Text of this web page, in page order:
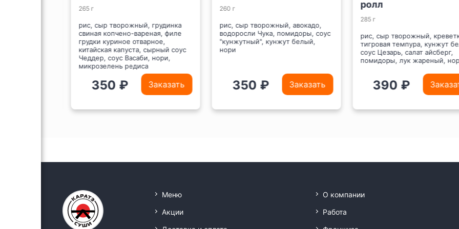
265 г
рис, сыр творожный, грудинка
свиная копчено-вареная, филе
грудки куриное отварное,
китайская капуста, сырный соус
Чеддер, соус Васаби, нори,
микрозелень редиса
350 ₽ Заказать
260 г
рис, сыр творожный, авокадо,
водоросли Чука, помидоры, соус
"кунжутный", кунжут белый,
нори
350 ₽ Заказать
ролл
285 г
рис, сыр творожный,
тигровая темпура, кунжут
соус Цезарь, салат айсберг,
помидоры, лук жареный,
390 ₽
Меню
Акции
О компании
Работа